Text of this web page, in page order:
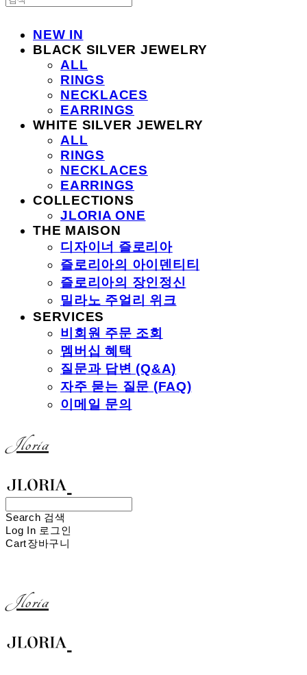
NEW IN
BLACK SILVER JEWELRY
ALL
RINGS
NECKLACES
EARRINGS
WHITE SILVER JEWELRY
ALL
RINGS
NECKLACES
EARRINGS
COLLECTIONS
JLORIA ONE
THE MAISON
디자이너 즐로리아
즐로리아의 아이덴티티
즐로리아의 장인정신
밀라노 주얼리 위크
SERVICES
비회원 주문 조회
멤버십 혜택
질문과 답변 (Q&A)
자주 묻는 질문 (FAQ)
이메일 문의
Jloria
Search 검색
Log In 로그인
Cart장바구니
Jloria